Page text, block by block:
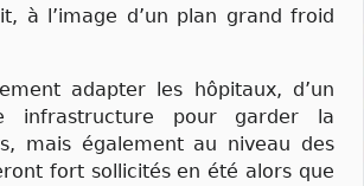
à l’image d’un plan grand froid
adapter les hôpitaux, d’un
infrastructure pour garder la
mais également au niveau des
fort sollicités en été alors que